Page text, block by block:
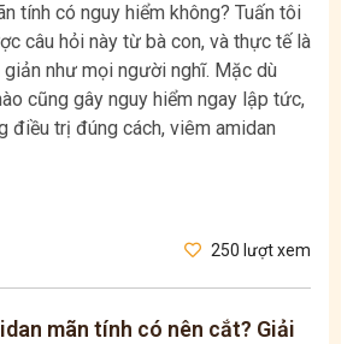
tính có nguy hiểm không? Tuấn tôi
câu hỏi này từ bà con, và thực tế là
giản như mọi người nghĩ. Mặc dù
cũng gây nguy hiểm ngay lập tức,
điều trị đúng cách, viêm amidan
250 lượt xem
mãn tính có nên cắt? Giải